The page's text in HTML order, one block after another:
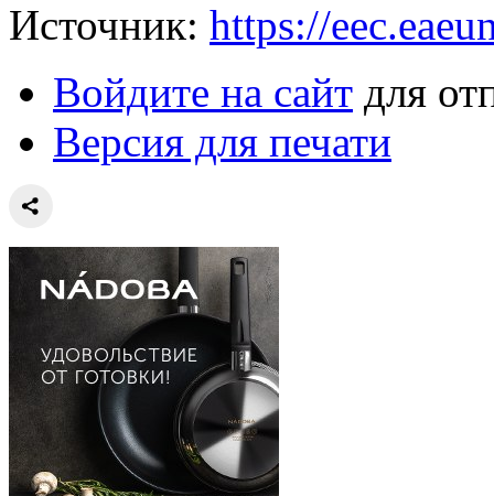
Источник: https://
Войдите на сайт для
Версия для печати